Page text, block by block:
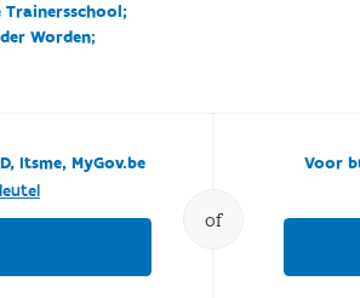
Trainersschool;
Worden;
of
Itsme, MyGov.be
Voor